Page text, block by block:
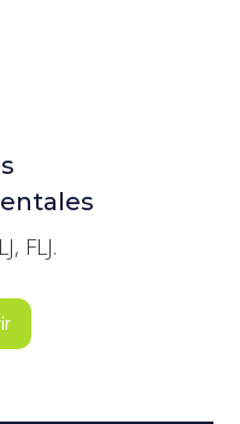
FLJ.